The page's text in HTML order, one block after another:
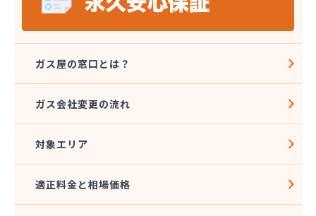
桐原ガス燃料株式会社
鍵田プロパンガス
戸倉オートガス・スタンド
更埴プロパン有限会社
江島屋商店
合資会社山田屋給油所 プロパンガス部
佐久プロパンガス協同組合
佐久集中監視センター株式会社
ガス屋の窓口とは？
ガス会社変更の流れ
対象エリア
適正料金と相場価格